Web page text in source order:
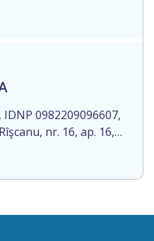
notarial cu următorul
în Republica
actului notarial:
nr.2147 și nr.2149
IDNP 0982209096607,
nr. 16, ap. 16,
actului notarial:
testamentar cu Nr.
în str. Tricolorului